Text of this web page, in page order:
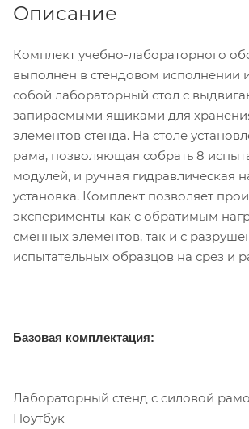
Описание
Комплект учебно-лабораторного
выполнен в стендовом исполнении
собой лабораторный стол с
запираемыми ящиками для
элементов стенда. На столе
рама, позволяющая собрать 8
модулей, и ручная гидравлическая
установка. Комплект позволяет
эксперименты как с обратимым
сменных элементов, так и с
испытательных образцов на срез и
Базовая комплектация:
Лабораторный стенд с силовой
Ноутбук